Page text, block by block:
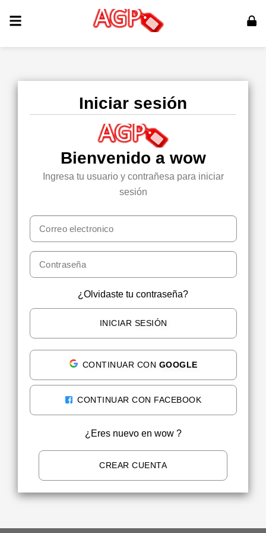
Iniciar sesión
Bienvenido a wow
Ingresa tu usuario y contrañesa para iniciar
sesión
¿Olvidaste tu contraseña?
INICIAR SESIÓN
CONTINUAR CON GOOGLE
CONTINUAR CON FACEBOOK
¿Eres nuevo en wow ?
CREAR CUENTA